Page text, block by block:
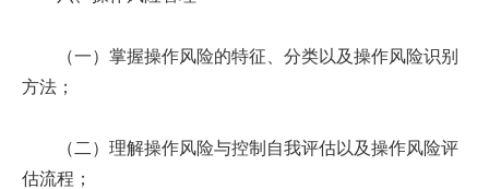
（一）掌握操作风险的特征、分类以及操作风险识别
方法；
（二）理解操作风险与控制自我评估以及操作风险评
估流程；